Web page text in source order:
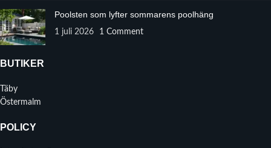
Poolsten som lyfter sommarens poolhäng
1 juli 2026 1 Comment
BUTIKER
Täby
Östermalm
POLICY